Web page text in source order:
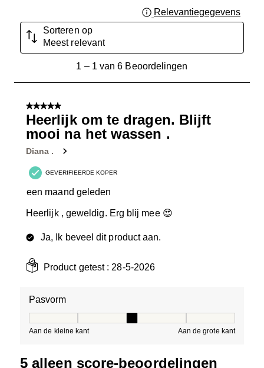
Relevantiegegevens
Sorteren op
Meest relevant
van
Beoordelingen.
1 – 1 van 6 Beoordelingen
5 van 5 sterren.
Heerlijk om te dragen. Blijft
mooi na het wassen .
Diana .
GEVERIFIEERDE KOPER
een maand geleden
Heerlijk , geweldig. Erg blij mee 😍
Ja, Ik beveel dit product aan.
Product getest :28-5-2026
Pasvorm
Aan de kleine kant Aan de grote kant
5 alleen score-beoordelingen